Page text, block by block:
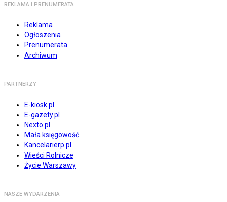
REKLAMA I PRENUMERATA
Reklama
Ogłoszenia
Prenumerata
Archiwum
PARTNERZY
E-kiosk.pl
E-gazety.pl
Nexto.pl
Mała księgowość
Kancelarierp.pl
Wieści Rolnicze
Życie Warszawy
NASZE WYDARZENIA